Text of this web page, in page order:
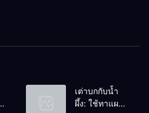
เต่าบกกับน้ำ
ผึ้ง: ใช้ทาแผล